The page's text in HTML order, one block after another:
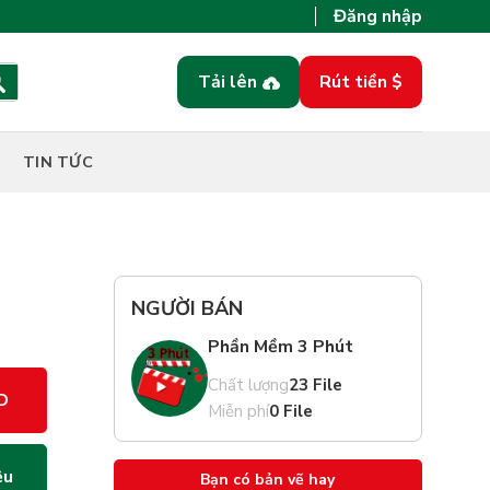
Đăng nhập
Tải lên Rút tiền $
TIN TỨC
NGƯỜI BÁN
Phần Mềm 3 Phút
Chất lượng23 File
Miễn phí0 File
Bạn có bản vẽ hay